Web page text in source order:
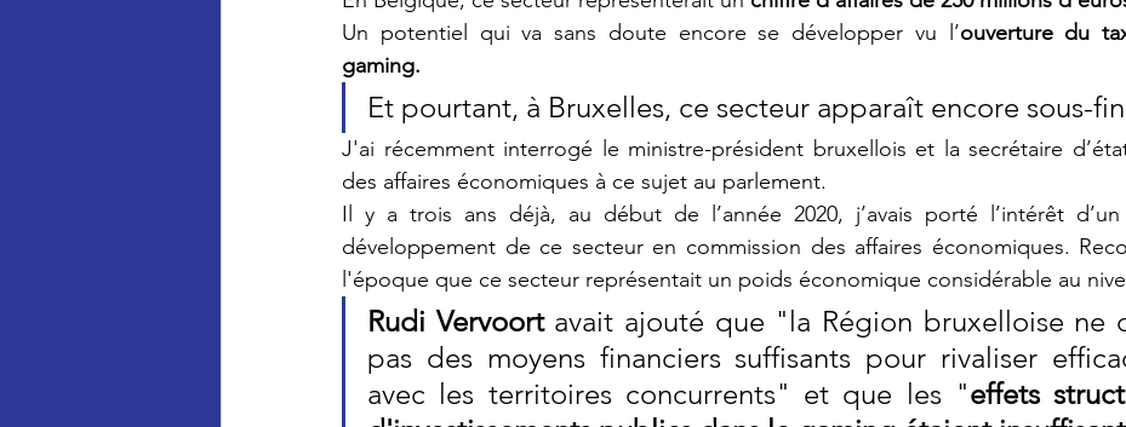
Un potentiel qui va sans doute encore se développer vu l’ouverture du
gaming.
J'ai récemment interrogé le ministre-président bruxellois et la secrétaire
des affaires économiques à ce sujet au parlement.
Il y a trois ans déjà, au début de l’année 2020, j’avais porté l’intérêt
développement de ce secteur en commission des affaires économiques.
l'époque que ce secteur représentait un poids économique considérable au
Rudi Vervoort avait ajouté que "la Région bruxelloise ne
pas des moyens financiers suffisants pour rivaliser
avec les territoires concurrents" et que les "effets